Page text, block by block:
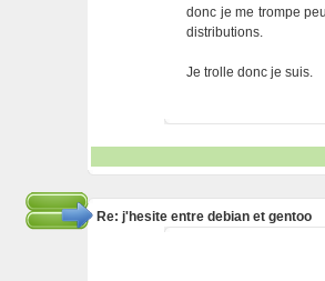
donc je me trompe
distributions.
Je trolle donc je suis.
Re: j'hesite entre debian et gentoo